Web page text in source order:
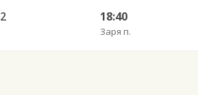
18:40
Заря п.